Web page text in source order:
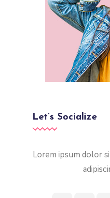
Let’s Socialize
Lorem ipsum dolor